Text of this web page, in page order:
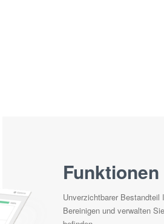
Funktionen
Unverzichtbarer
Bereinigen und verwalten